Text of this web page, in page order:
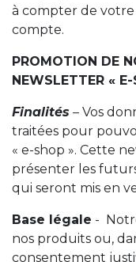
à compter de
compte.
PROMOTION DE
NEWSLETTER «
Finalités – Vos
traitées pour
« e-shop ». Cette
présenter les
qui seront mis en
Base légale -
nos produits ou,
consentement